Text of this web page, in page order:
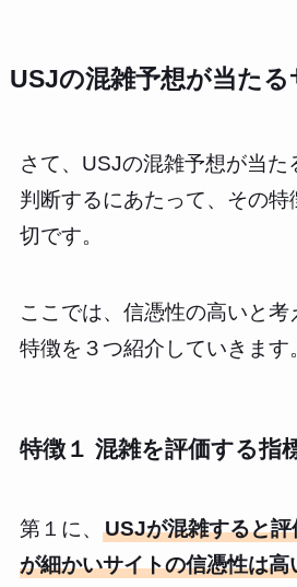
USJの混雑予想が当た
さて、USJの混雑予想が当た
判断するにあたって、その特
切です。
ここでは、信憑性の高いと
特徴を３つ紹介していきます
特徴１ 混雑を評価する指
第１に、 USJが混雑すると
が細かいサイトの信憑性は高